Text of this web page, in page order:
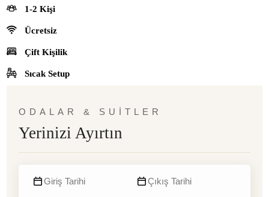
1-2 Kişi
Ücretsiz
Çift Kişilik
Sıcak Setup
Duşa Kabin
ODALAR & SUITLER
Yerinizi Ayırtın
Giriş Tarihi Çıkış Tarihi